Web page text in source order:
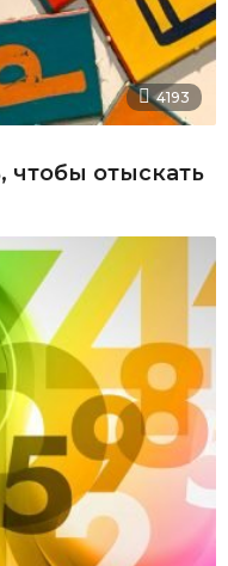
4193
чтобы отыскать